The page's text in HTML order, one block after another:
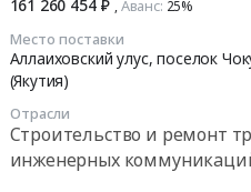
161 260 454 ₽ Аванс: 25%‍
Место поставки
Аллаиховский улус,
(Якутия)
Отрасли
Строительство и ремонт
инженерных